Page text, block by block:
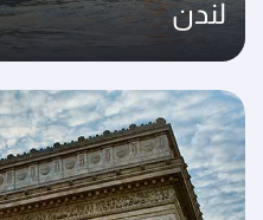
لندن